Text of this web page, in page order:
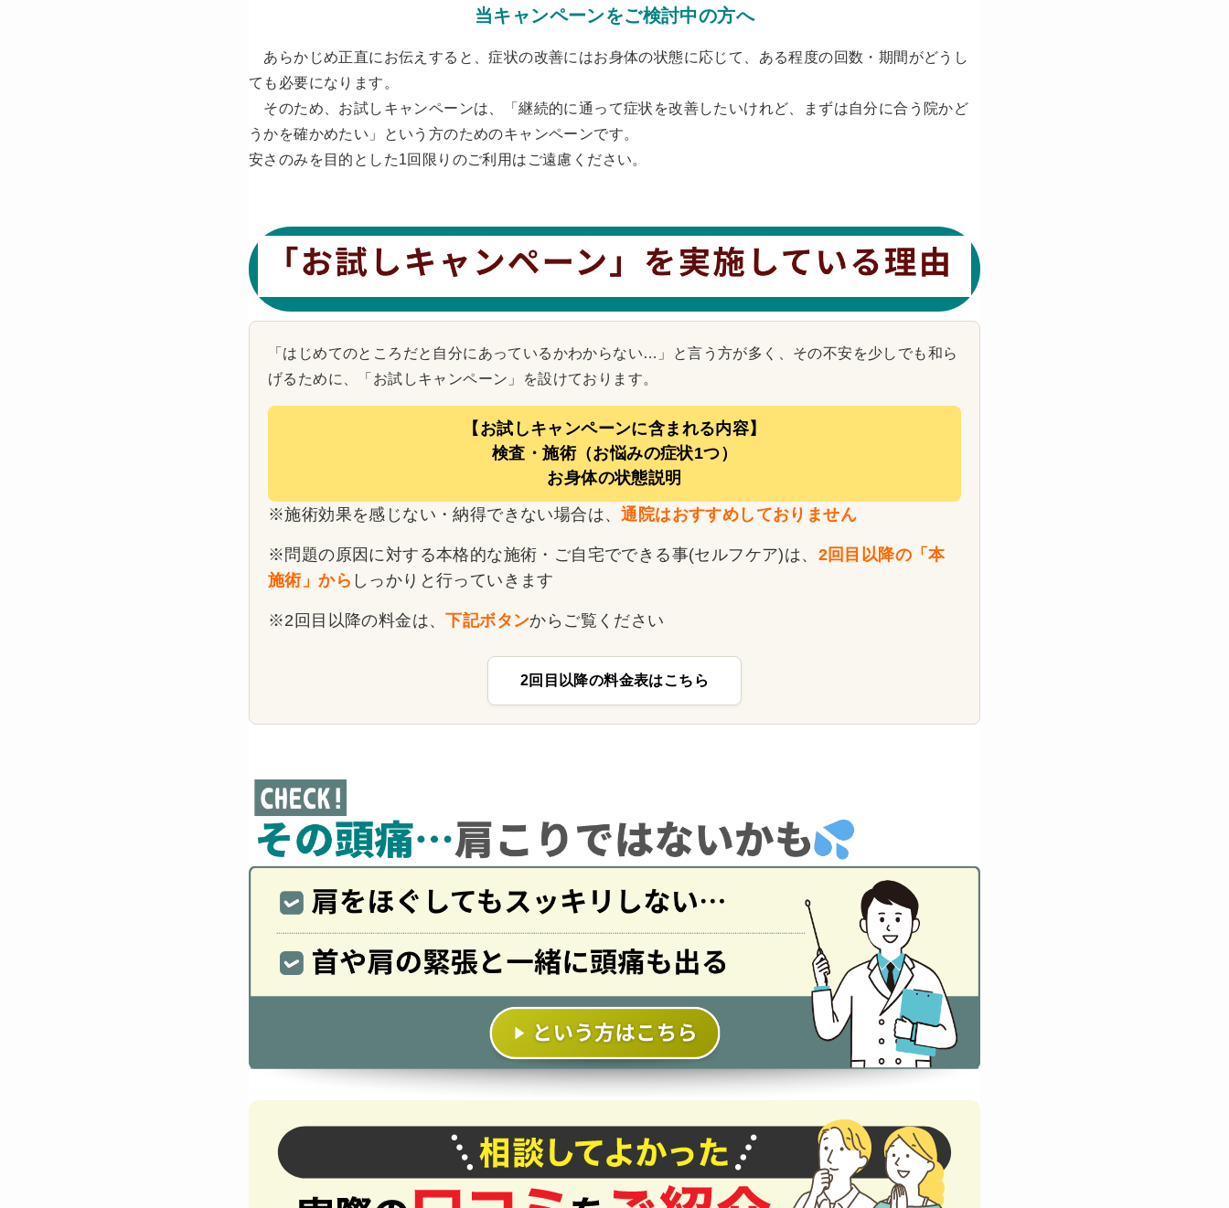
当キャンペーンをご検討中の方へ
あらかじめ正直にお伝えすると、症状の改善にはお身体の状態に応じて、ある程度の回数・期間がどうし
ても必要になります。
そのため、お試しキャンペーンは、「継続的に通って症状を改善したいけれど、まずは自分に合う院かど
うかを確かめたい」という方のためのキャンペーンです。
安さのみを目的とした1回限りのご利用はご遠慮ください。
「はじめてのところだと自分にあっているかわからない…」
と言う方が多く、その不安を少しでも和ら
げるために、
「お試しキャンペーン」を設けております。
【お試しキャンペーンに含まれる内容】
検査・施術（お悩みの症状1つ）
お身体の状態説明
※施術効果を感じない・納得できない場合は、通院はおすすめしておりません
※問題の原因に対する本格的な施術・ご自宅でできる事(セルフケア)は、 2回目以降の「本
施術」から しっかりと行っていきます
※2回目以降の料金は、下記ボタンからご覧ください
2回目以降の料金表はこちら